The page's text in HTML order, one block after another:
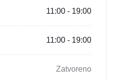
11:00 - 19:00
11:00 - 19:00
Zatvoreno